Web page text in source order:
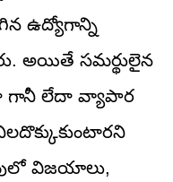
ఉద్యోగాన్ని
అయితే సమర్థులైన
గానీ లేదా వ్యాపార
విజయాలు,